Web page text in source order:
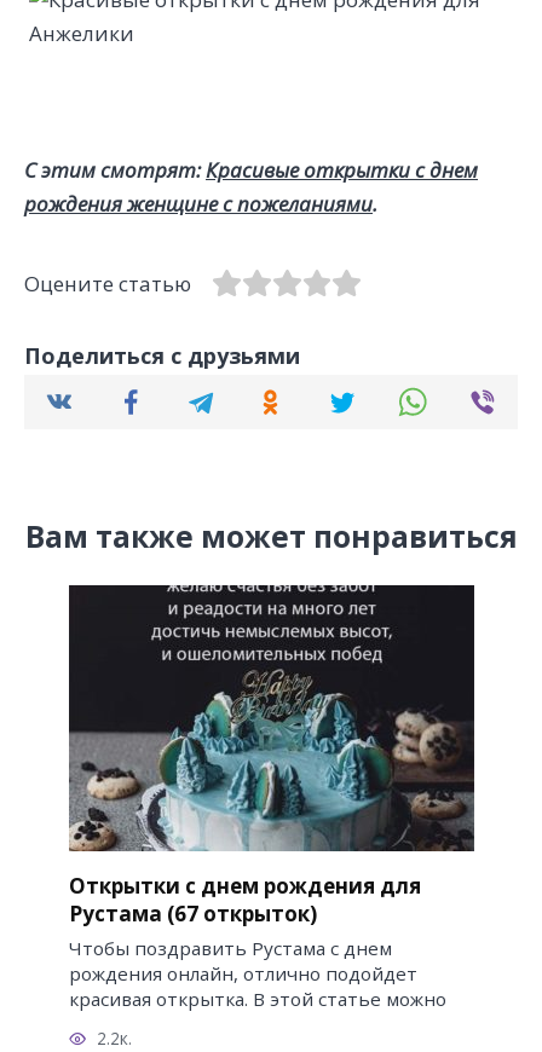
С этим смотрят:Красивые открытки с днем
рождения женщине с пожеланиями.
Оцените статью
Поделиться с друзьями
Вам также может понравиться
Открытки с днем рождения для
Рустама (67 открыток)
Чтобы поздравить Рустама с днем
рождения онлайн, отлично подойдет
красивая открытка. В этой статье можно
2.2к.